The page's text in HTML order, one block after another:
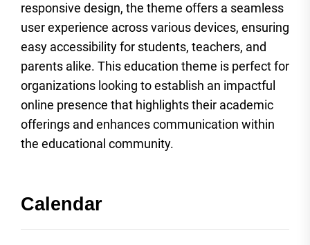
responsive design, the theme offers a seamless
user experience across various devices, ensuring
easy accessibility for students, teachers, and
parents alike. This education theme is perfect for
organizations looking to establish an impactful
online presence that highlights their academic
offerings and enhances communication within
the educational community.
Calendar